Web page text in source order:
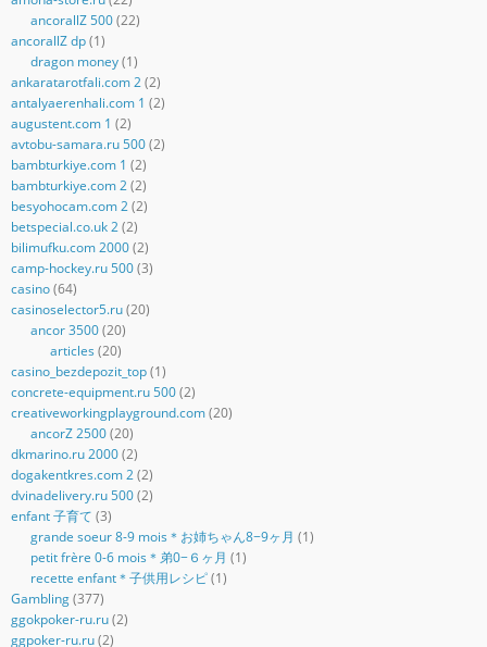
ancorallZ 500(22)
ancorallZ dp(1)
dragon money(1)
ankaratarotfali.com 2(2)
antalyaerenhali.com 1 (2)
augustent.com 1 (2)
avtobu-samara.ru 500(2)
bambturkiye.com 1 (2)
bambturkiye.com 2(2)
besyohocam.com 2(2)
betspecial.co.uk 2(2)
bilimufku.com 2000(2)
camp-hockey.ru 500(3)
casino(64)
casinoselector5.ru(20)
ancor 3500(20)
articles (20)
casino_bezdepozit_top(1)
concrete-equipment.ru 500(2)
creativeworkingplayground.com(20)
ancorZ 2500(20)
dkmarino.ru 2000(2)
dogakentkres.com 2(2)
dvinadelivery.ru 500(2)
enfant 子育て (3)
grande soeur 8-9 mois＊お姉ちゃん8−9ヶ月 (1)
petit frère 0-6 mois＊弟0−６ヶ月 (1)
recette enfant＊子供用レシピ(1)
Gambling(377)
ggokpoker-ru.ru(2)
ggpoker-ru.ru(2)